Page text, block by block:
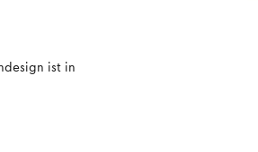
ist in